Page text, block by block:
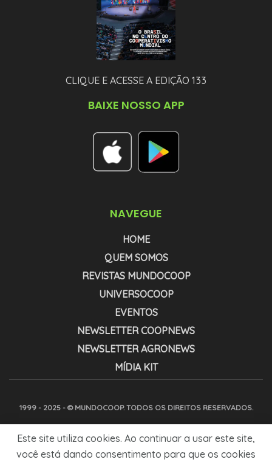
CLIQUE E ACESSE A EDIÇÃO 133
BAIXE NOSSO APP
NAVEGUE
HOME
QUEM SOMOS
REVISTAS MUNDOCOOP
UNIVERSOCOOP
EVENTOS
NEWSLETTER COOPNEWS
NEWSLETTER AGRONEWS
MÍDIA KIT
1999 - 2025 - © MUNDOCOOP. TODOS OS DIREITOS RESERVADOS.
Este site utiliza cookies. Ao continuar a usar este site,
você está dando consentimento para que os cookies